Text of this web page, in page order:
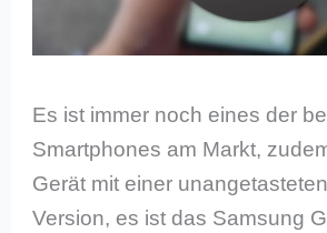
Es ist immer noch eines der
Smartphones am Markt,
Gerät mit einer
Version, es ist das Samsung